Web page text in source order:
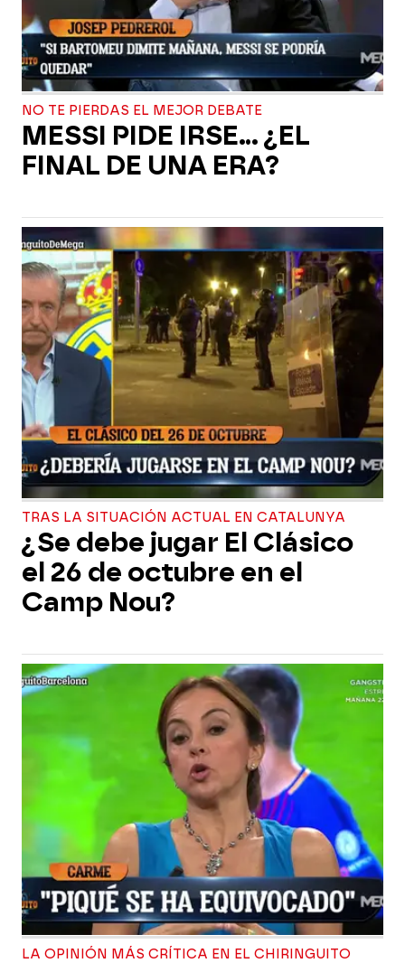
NO TE PIERDAS EL MEJOR DEBATE
MESSI PIDE IRSE... ¿EL
FINAL DE UNA ERA?
TRAS LA SITUACIÓN ACTUAL EN CATALUNYA
¿Se debe jugar El Clásico
el 26 de octubre en el
Camp Nou?
LA OPINIÓN MÁS CRÍTICA EN EL CHIRINGUITO